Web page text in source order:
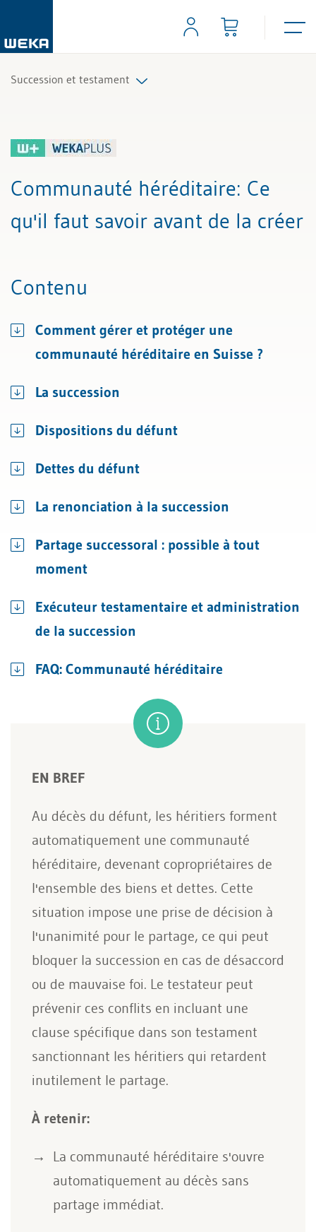
Succession et testament
Communauté héréditaire: Ce
qu'il faut savoir avant de la créer
Contenu
Comment gérer et protéger une
communauté héréditaire en Suisse ?
La succession
Dispositions du défunt
Dettes du défunt
La renonciation à la succession
Partage successoral : possible à tout
moment
Exécuteur testamentaire et administration
de la succession
FAQ: Communauté héréditaire
EN BREF
Au décès du défunt, les héritiers forment
automatiquement une communauté
héréditaire, devenant copropriétaires de
l'ensemble des biens et dettes. Cette
situation impose une prise de décision à
l'unanimité pour le partage, ce qui peut
bloquer la succession en cas de désaccord
ou de mauvaise foi. Le testateur peut
prévenir ces conflits en incluant une
clause spécifique dans son testament
sanctionnant les héritiers qui retardent
inutilement le partage.
À retenir:
La communauté héréditaire s'ouvre
automatiquement au décès sans
partage immédiat.